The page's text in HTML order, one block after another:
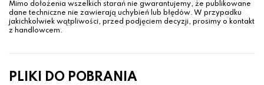
Mimo dołożenia wszelkich starań nie gwarantujemy, że publikowane
dane techniczne nie zawierają uchybień lub błędów. W przypadku
jakichkolwiek wątpliwości, przed podjęciem decyzji, prosimy o kontakt
z handlowcem.
PLIKI DO POBRANIA